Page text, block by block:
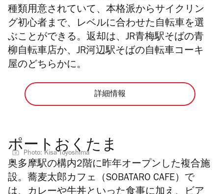
種類用意されていて、本格派からサイクリン
グ初心者まで、レベルに合わせた自転車を選
ぶことができる。返却は、JR青梅駅そばの青
柳自転車店か、JR河辺駅そばの自転車コーキ
屋のどちらかに。
詳細情報
ポートおくたま
Photo: Kisa Toyoshima
奥多摩駅の構内2階に昨年オープンした複合施
設。蕎麦太郎カフェ（SOBATARO CAFE）で